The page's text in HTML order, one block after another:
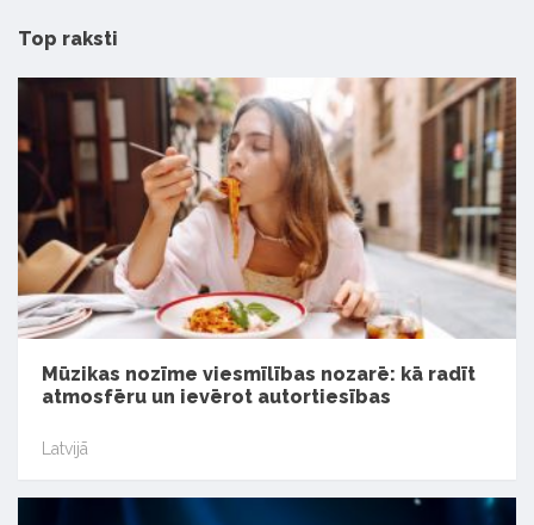
Top raksti
Mūzikas nozīme viesmīlības nozarē: kā radīt
atmosfēru un ievērot autortiesības
Latvijā